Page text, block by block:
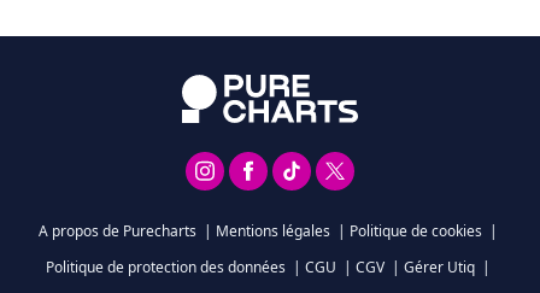
A propos de Purecharts | Mentions légales | Politique de cookies |
Politique de protection des données | CGU | CGV | Gérer Utiq |